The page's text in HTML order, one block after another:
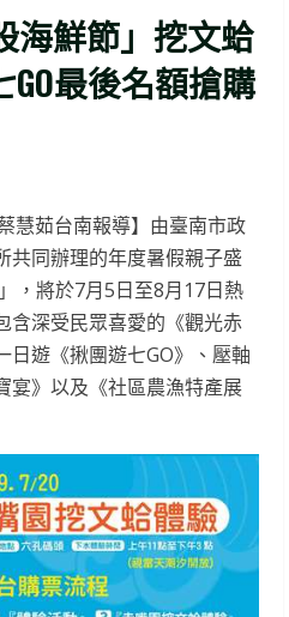
海鮮節」挖文蛤
最後名額搶購
慧茹台南報導】由臺南市政
共同辦理的年度暑假親子盛
，將於7月5日至8月17日熱
含深受民眾喜愛的《觀光赤
日遊《揪團遊七GO》、壓軸
宴》以及《社區農漁特產展